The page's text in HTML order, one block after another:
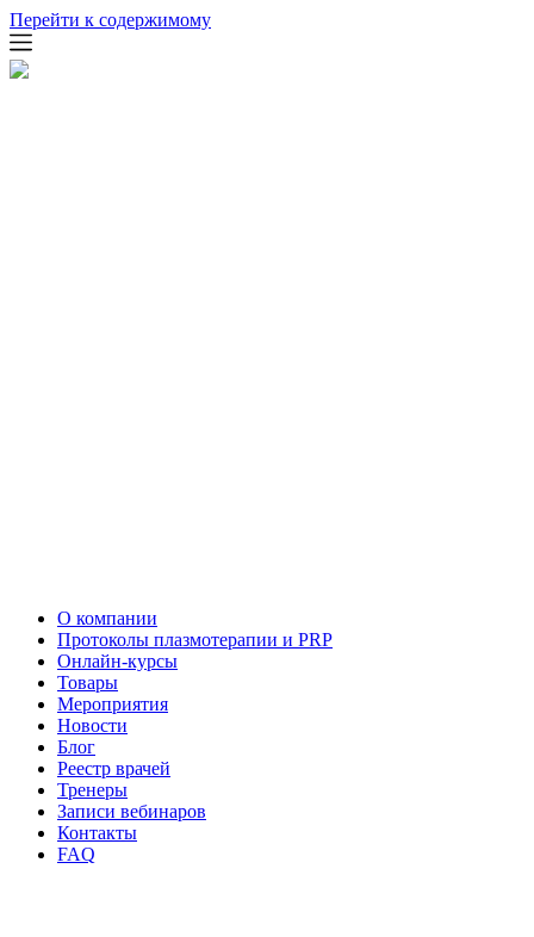
Перейти к содержимому
О компании
Протоколы плазмотерапии и PRP
Онлайн-курсы
Товары
Мероприятия
Новости
Блог
Реестр врачей
Тренеры
Записи вебинаров
Контакты
FAQ